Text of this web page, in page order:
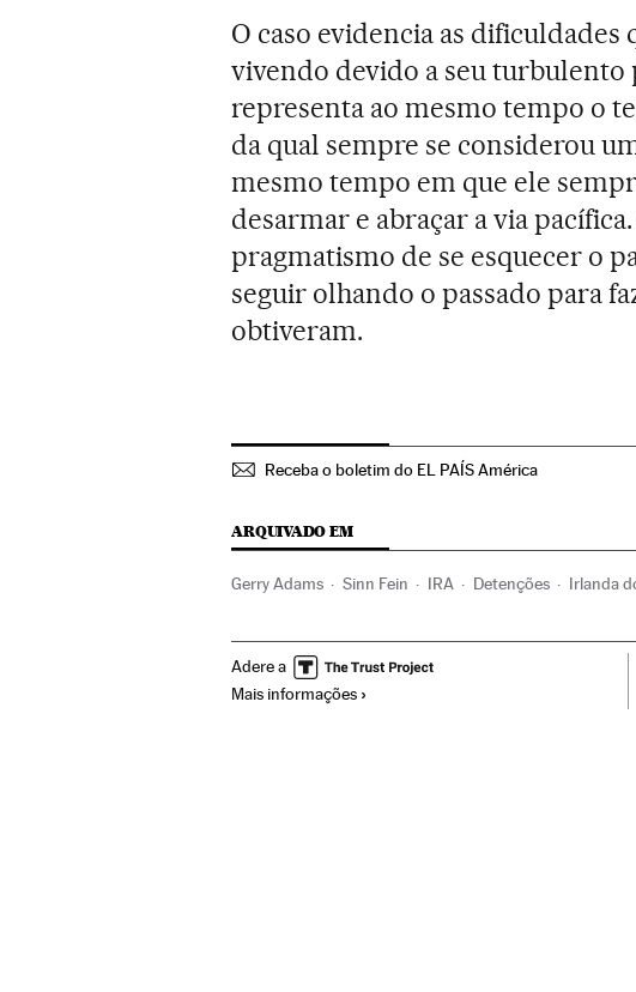
O caso evidencia as
vivendo devido a seu turbulento
representa ao mesmo tempo o
da qual sempre se considerou
mesmo tempo em que ele
desarmar e abraçar a via
pragmatismo de se esquecer o
seguir olhando o passado para
obtiveram.
Receba o boletim do EL PAÍS América
ARQUIVADO EM
Gerry Adams Sinn Fein IRA Detenções Irlanda
Adere a
Mais informações